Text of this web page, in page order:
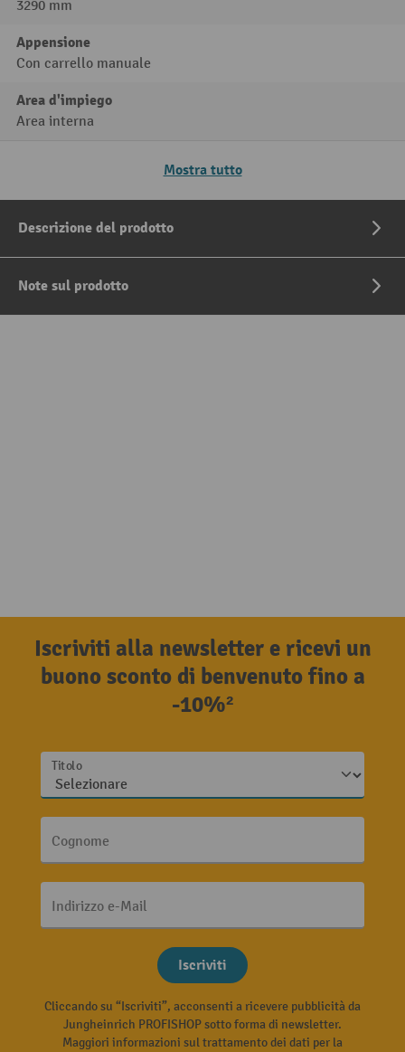
3290 mm
Appensione
Con carrello manuale
Area d'impiego
Area interna
Mostra tutto
Descrizione del prodotto
Note sul prodotto
Iscriviti alla newsletter e ricevi un
buono sconto di benvenuto fino a
-10%²
Titolo
Cognome
Indirizzo e-Mail
Iscriviti
Cliccando su “Iscriviti”, acconsenti a ricevere pubblicità da
Jungheinrich PROFISHOP sotto forma di newsletter.
Maggiori informazioni sul trattamento dei dati per la